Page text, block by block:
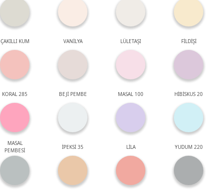
ÇAKILLI KUM VANİLYA LÜLETAŞI FİLDİŞİ
KORAL 285 BEJİ PEMBE MASAL 100 HİBİSKUS 20
MASAL
PEMBESİ
İPEKSİ 35 LİLA YUDUM 220